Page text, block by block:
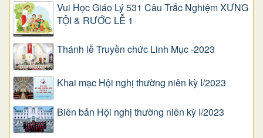
Vui Học Giáo Lý 531 Câu Trắc Nghiệm XƯNG
TỘI & RƯỚC LỄ 1
Thánh lễ Truyền chức Linh Mục -2023
Khai mạc Hội nghị thường niên kỳ I/2023
Biên bản Hội nghị thường niên kỳ I/2023